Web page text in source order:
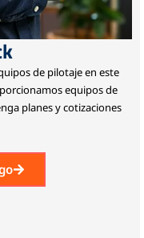
de pilotaje en este
equipos de
planes y cotizaciones